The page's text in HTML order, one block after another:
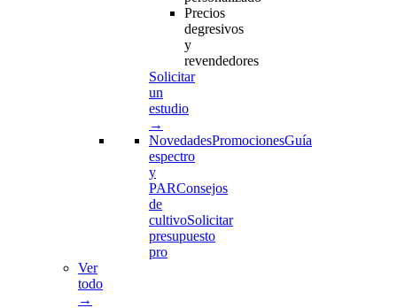
Precios
degresivos
y
revendedores
Solicitar
un
estudio
→
NovedadesPromocionesGuía
espectro
y
PARConsejos
de
cultivoSolicitar
presupuesto
pro
Ver
todo
→